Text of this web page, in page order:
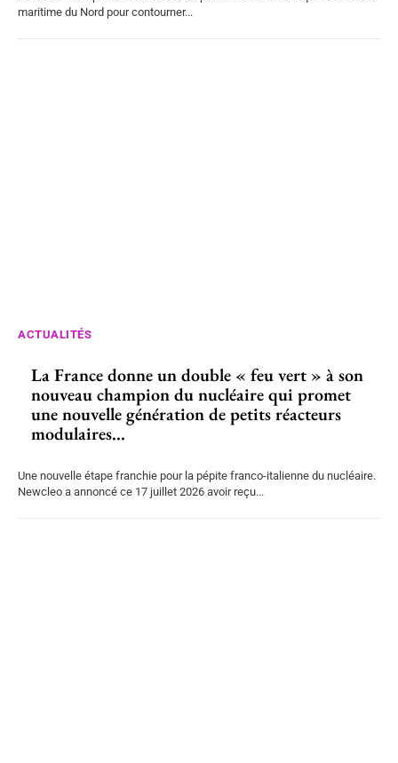
maritime du Nord pour contourner...
ACTUALITÉS
La France donne un double « feu vert » à son
nouveau champion du nucléaire qui promet
une nouvelle génération de petits réacteurs
modulaires...
Une nouvelle étape franchie pour la pépite franco-italienne du nucléaire.
Newcleo a annoncé ce 17 juillet 2026 avoir reçu...